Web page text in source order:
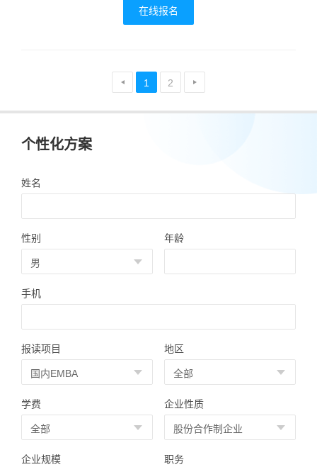
在线报名
1 2
个性化方案
姓名
性别 年龄
手机
报读项目 地区
学费 企业性质
企业规模 职务